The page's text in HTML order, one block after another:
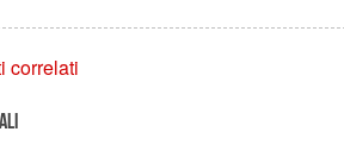
correlati